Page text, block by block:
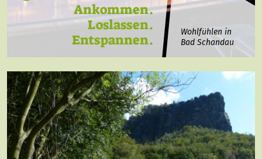
Ankommen.
Loslassen.
Entspannen.
Wohlfühlen in
Bad Schandau